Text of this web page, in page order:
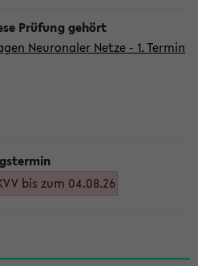
Neuronaler Netze - 1. Termin
bis zum 04.08.26